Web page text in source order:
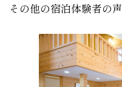
その他の宿泊体験者の声